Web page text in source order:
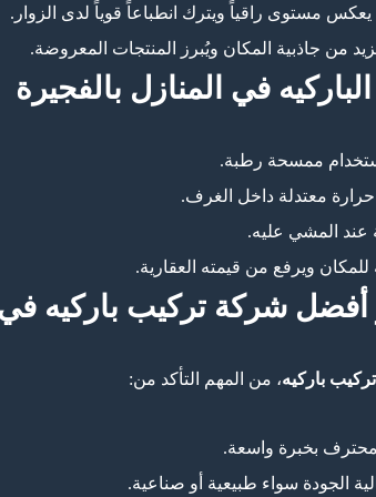
يعكس مستوى راقياً ويترك انطباعاً قوياً لدى الزوار.
من جاذبية المكان ويُبرز المنتجات المعروضة.
في المنازل بالفجيرة
ممسحة رطبة.
معتدلة داخل الغرف.
عند المشي عليه.
ويرفع من قيمته العقارية.
أفضل شركة تركيب باركيه
باركيه، من المهم التأكد من:
بخبرة واسعة.
الجودة سواء طبيعية أو صناعية.